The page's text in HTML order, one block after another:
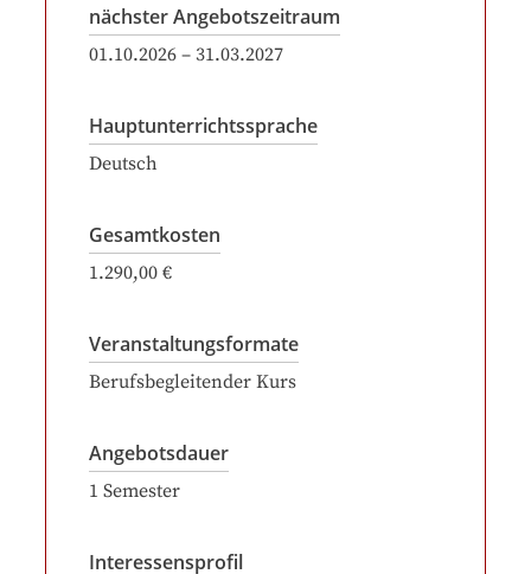
nächster Angebotszeitraum
01.10.2026 – 31.03.2027
Hauptunterrichtssprache
Deutsch
Gesamtkosten
1.290,00 €
Veranstaltungsformate
Berufsbegleitender Kurs
Angebotsdauer
1 Semester
Interessensprofil